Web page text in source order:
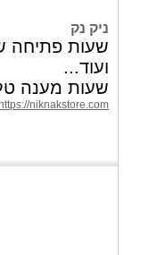
ניק נק
שעות פתיחה
ועוד...
שעות מענה
niknakstore.com/